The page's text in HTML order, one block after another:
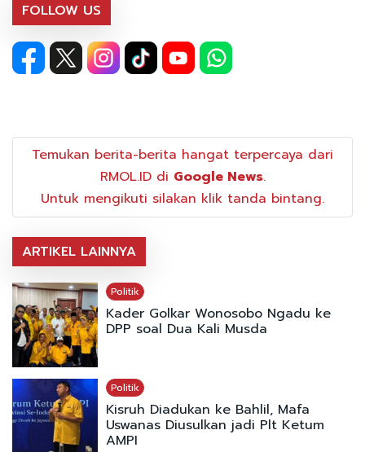
FOLLOW US
Temukan berita-berita hangat terpercaya dari
RMOL.ID di Google News.
Untuk mengikuti silakan klik tanda bintang.
ARTIKEL LAINNYA
Politik
Kader Golkar Wonosobo Ngadu ke
DPP soal Dua Kali Musda
Politik
Kisruh Diadukan ke Bahlil, Mafa
Uswanas Diusulkan jadi Plt Ketum
AMPI